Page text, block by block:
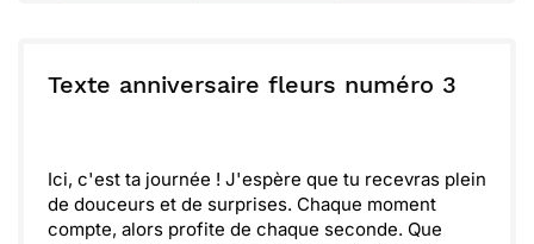
Texte anniversaire fleurs numéro 3
Ici, c'est ta journée ! J'espère que tu recevras plein
de douceurs et de surprises. Chaque moment
compte, alors profite de chaque seconde. Que